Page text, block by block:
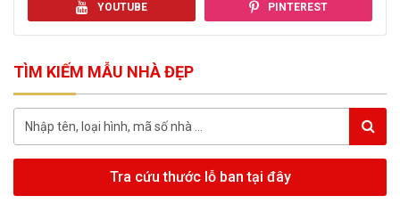
YOUTUBE PINTEREST
TÌM KIẾM MẪU NHÀ ĐẸP
Tra cứu thước lỗ ban tại đây